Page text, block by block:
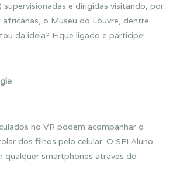
supervisionadas e dirigidas visitando, por
africanas, o Museu do Louvre, dentre
da ideia? Fique ligado e participe!
no VR podem acompanhar o
dos filhos pelo celular. O SEI Aluno
qualquer smartphones através do